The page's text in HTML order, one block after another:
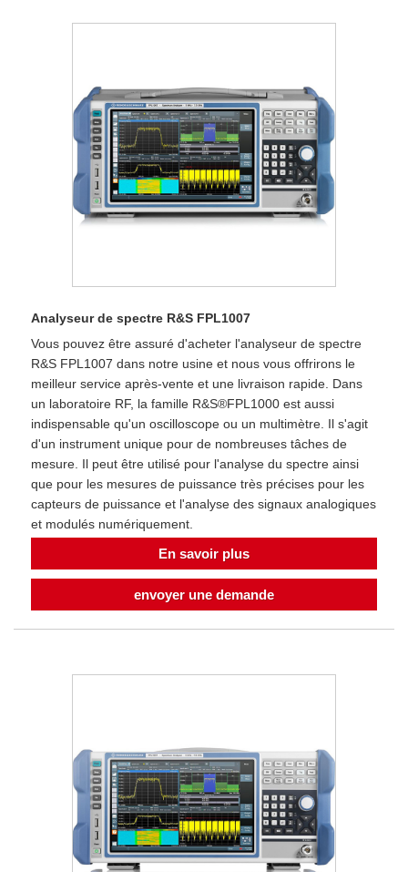
Analyseur de spectre R&S FPL1007
Vous pouvez être assuré d'acheter l'analyseur de spectre
R&S FPL1007 dans notre usine et nous vous offrirons le
meilleur service après-vente et une livraison rapide. Dans
un laboratoire RF, la famille R&S®FPL1000 est aussi
indispensable qu'un oscilloscope ou un multimètre. Il s'agit
d'un instrument unique pour de nombreuses tâches de
mesure. Il peut être utilisé pour l'analyse du spectre ainsi
que pour les mesures de puissance très précises pour les
capteurs de puissance et l'analyse des signaux analogiques
et modulés numériquement.
En savoir plus
envoyer une demande